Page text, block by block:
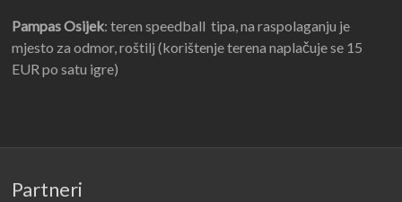
Pampas Osijek: teren speedball tipa, na raspolaganju je
mjesto za odmor, roštilj (korištenje terena naplačuje se 15
EUR po satu igre)
Partneri